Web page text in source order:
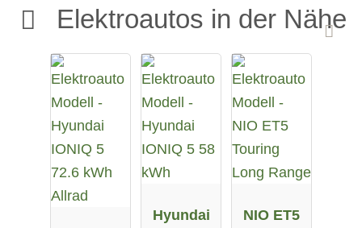
Elektroautos in der Nähe
Hyundai
NIO ET5